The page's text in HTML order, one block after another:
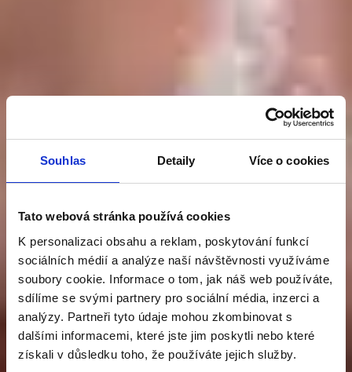
Souhlas Detaily Více o cookies
Tato webová stránka používá cookies
K personalizaci obsahu a reklam, poskytování funkcí
sociálních médií a analýze naší návštěvnosti využíváme
soubory cookie. Informace o tom, jak náš web používáte,
sdílíme se svými partnery pro sociální média, inzerci a
analýzy. Partneři tyto údaje mohou zkombinovat s
dalšími informacemi, které jste jim poskytli nebo které
získali v důsledku toho, že používáte jejich služby.
PATENT V PÉČI
O PROSTATU
Graminex Flower Pollen